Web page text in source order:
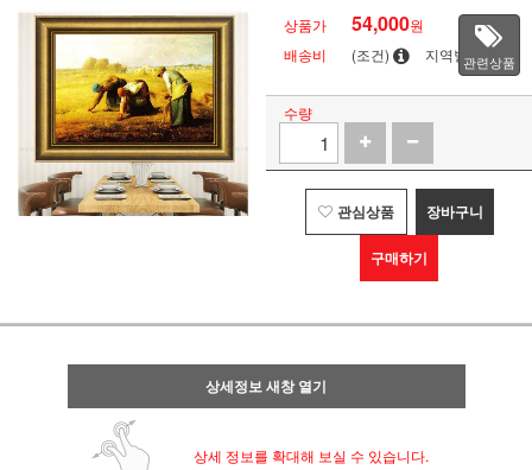
상품가 54,000원
배송비
(조건) 지역별관련상품
수량
관심상품 장바구니
구매하기
상세정보 새창 열기
상세 정보를 확대해 보실 수 있습니다.